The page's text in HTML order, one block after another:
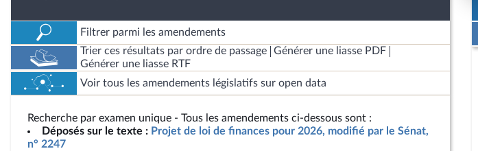
Filtrer parmi les amendements
Trier ces résultats par ordre de passage
Générer une liasse PDF
Générer une liasse RTF
Voir tous les amendements législatifs sur open data
Recherche par examen unique - Tous les amendements ci-dessous sont :
Déposés sur le texte : Projet de loi de finances pour 2026, modifié par le Sénat,
n° 2247